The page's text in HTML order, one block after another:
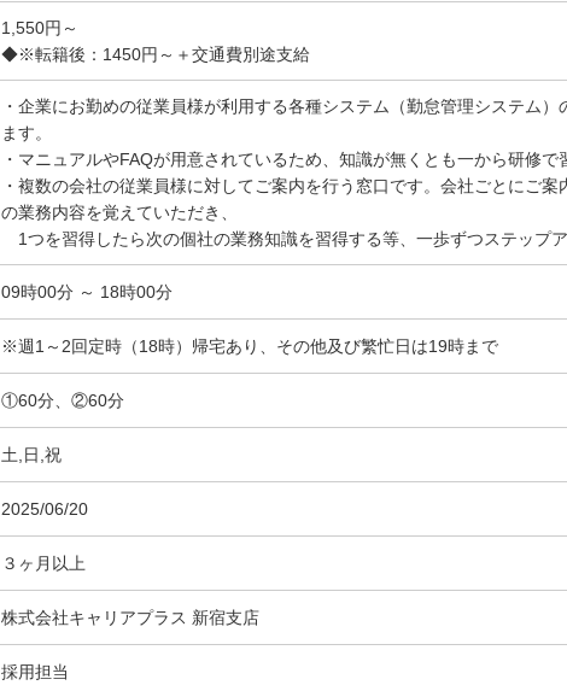
1,550円～
◆※転籍後：1450円～＋交通費別途支給
・企業にお勤めの従業員様が利用する各種システム（勤怠管理システム
ます。
・マニュアルやFAQが用意されているため、知識が無くとも一から研修
・複数の会社の従業員様に対してご案内を行う窓口です。会社ごとにご
の業務内容を覚えていただき、
1つを習得したら次の個社の業務知識を習得する等、一歩ずつステップ
09時00分 ～ 18時00分
※週1～2回定時（18時）帰宅あり、その他及び繁忙日は19時まで
①60分、②60分
土,日,祝
2025/06/20
３ヶ月以上
株式会社キャリアプラス 新宿支店
採用担当